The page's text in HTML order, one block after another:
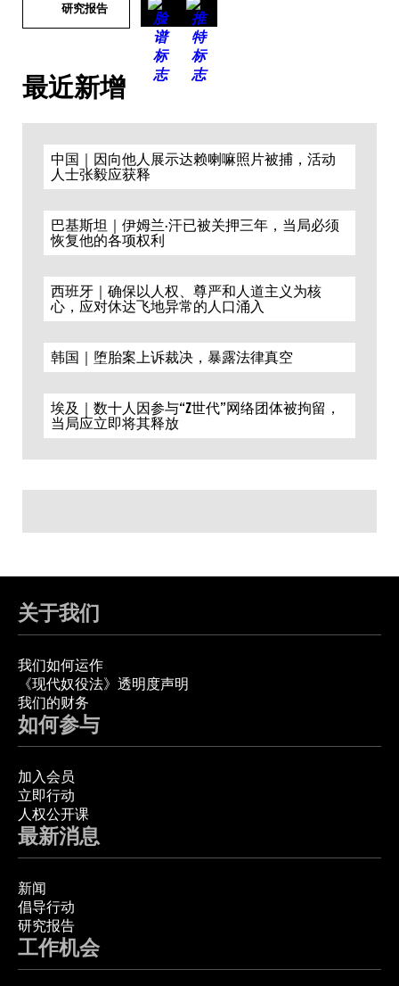
研究报告
最近新增
中国｜因向他人展示达赖喇嘛照片被捕，活动
人士张毅应获释
巴基斯坦｜伊姆兰·汗已被关押三年，当局必须
恢复他的各项权利
西班牙｜确保以人权、尊严和人道主义为核
心，应对休达飞地异常的人口涌入
韩国｜堕胎案上诉裁决，暴露法律真空
埃及｜数十人因参与“Z世代”网络团体被拘留，
当局应立即将其释放
关于我们
我们如何运作
《现代奴役法》透明度声明
我们的财务
如何参与
加入会员
立即行动
人权公开课
最新消息
新闻
倡导行动
研究报告
工作机会